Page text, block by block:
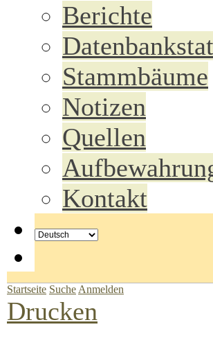
Berichte
Stammbäume
Notizen
Quellen
Kontakt
Startseite Suche Anmelden
Drucken